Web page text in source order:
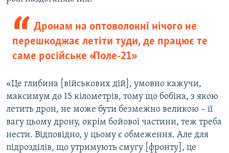
Дронам на оптоволокні нічого не
перешкоджає летіти туди, де працює те
саме російське «Поле-21»
«Це глибина [військових дій], умовно кажучи,
максимум до 15 кілометрів, тому що бобіна, з якою
летить дрон, не може бути безмежно великою – її
вагу цьому дрону, окрім бойової частини, теж треба
нести. Відповідно, у цьому є обмеження. Але для
підрозділів, що утримують смугу [фронту], це